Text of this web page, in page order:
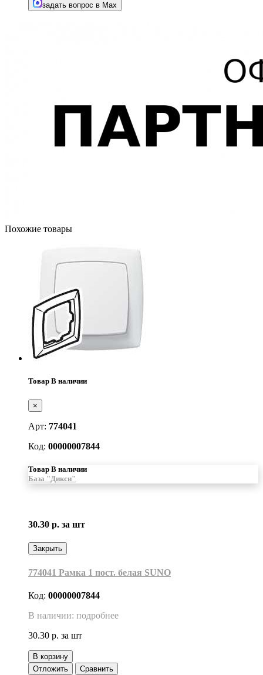
задать вопрос в Max
Похожие товары
Товар В наличии
×
Арт: 774041
Код: 00000007844
Товар В наличии
База "Дикси"
30.30 р. за шт
Закрыть
774041 Рамка 1 пост. белая SUNO
Код: 00000007844
В наличии: подробнее
30.30 р. за шт
В корзину
Отложить
Сравнить